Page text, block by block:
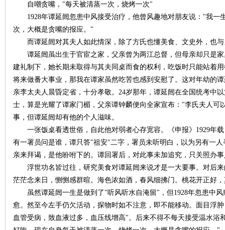
自嘲贪嘴，"每天被清蒸一次，烧烤一次"
1928年谭延闿忽患中风接受治疗，他曾风趣地对朋友说："我一
次，大概是贪嘴的报应。"
而谭延闿对其夫人如此情深，除了方氏也懂美食、文史外，也与
谭延闿虽出生于官宦之家，父亲曾为两江总督，但母亲却只是家
建礼制下，她长期未取得与其夫同桌而食的权利，吃饭时只能站着
将来做番大事业，那我在谭家虽然吃苦也感到安慰了。这对年幼的
亲李太夫人晨昏定省，十分孝敬。24岁那年，谭延闿在全国统考中
士，算是光耀了谭家门楣，父亲谭钟麟便向全家宣布："李氏夫人可
事，但谭延闿却有他的个人滋味。
一张饭桌看透世俗，自此他对弱者心存宽容。《申报》1929年载
有一署员问是谁，谭只答"祖安"二字，署员未听明白，以为另有一
亲来拜谒，是他吩咐下的。谭回署后，对此事未加追究，只关照办
浮世功名皆过往，研究美食对谭延闿来说才是一大要事。对后来
茫茫念来日，恻恻感群暄。海色浓如酒，春风细拂门。桃花开正好
虽然谭延闿一生是做到了"听风听水自淹留"，但1928年忽患中风
愈。然至今左手仍欠活动，探物时如不注意，即不能移动。面目浮
血管受病，致血液过多，血压线增高"。后来不得不每天接受温水